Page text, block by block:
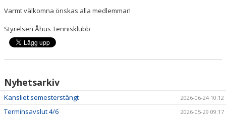
Varmt välkomna önskas alla medlemmar!
Styrelsen Åhus Tennisklubb
Nyhetsarkiv
Kansliet semesterstängt 2026-06-24 10:12
Terminsavslut 4/6 2026-05-29 09:17